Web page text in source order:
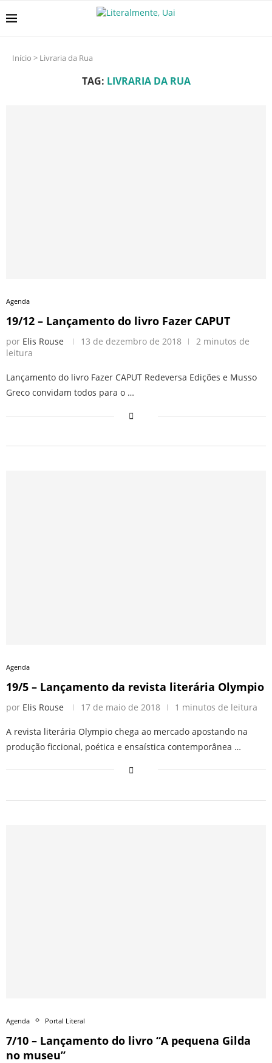
Início > Livraria da Rua
TAG: LIVRARIA DA RUA
Agenda
19/12 – Lançamento do livro Fazer CAPUT
por Elis Rouse 13 de dezembro de 2018
2 minutos de
leitura
Lançamento do livro Fazer CAPUT Redeversa Edições e Musso
Greco convidam todos para o …
Agenda
19/5 – Lançamento da revista literária Olympio
por Elis Rouse 17 de maio de 2018 1 minutos de leitura
A revista literária Olympio chega ao mercado apostando na
produção ficcional, poética e ensaística contemporânea …
Agenda Portal Literal
7/10 – Lançamento do livro “A pequena Gilda
no museu”